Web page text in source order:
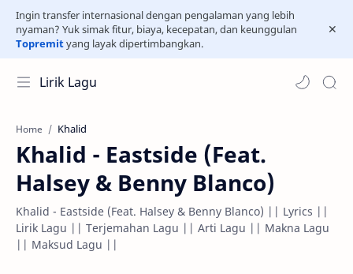
Ingin transfer internasional dengan pengalaman yang lebih
nyaman? Yuk simak fitur, biaya, kecepatan, dan keunggulan
Topremityang layak dipertimbangkan.
Lirik Lagu
Home Khalid
Khalid - Eastside (Feat.
Halsey & Benny Blanco)
Khalid - Eastside (Feat. Halsey & Benny Blanco) || Lyrics ||
Lirik Lagu || Terjemahan Lagu || Arti Lagu || Makna Lagu
|| Maksud Lagu ||